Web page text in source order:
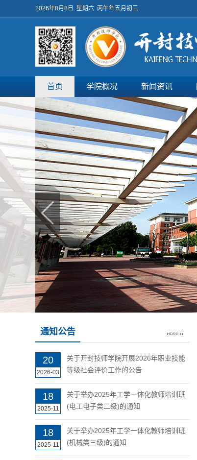
2026年8月8日 星期六 丙午年五月初三
首页 学院概况 新闻资讯
通知公告
20
2026-03
关于开封技师学院开展2026年职业技能
等级社会评价工作的公告
18
2025-11
关于举办2025年工学一体化教师培训班
(电工电子类二级)的通知
18
2025-11
关于举办2025年工学一体化教师培训班
(机械类三级)的通知